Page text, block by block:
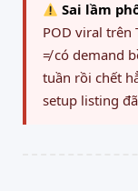
Sai lầm
POD viral
≠ có demand
tuần rồi chết
setup listing